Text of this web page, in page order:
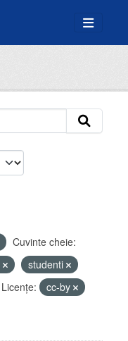
Cuvinte cheie:
studenti
Licenţe:
cc-by